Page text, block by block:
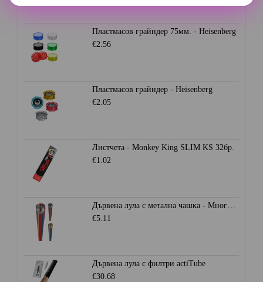
Пластмасов грайндер 75мм. - Heisenberg
€2.56
Пластмасов грайндер - Heisenberg
€2.05
Листчета - Monkey King SLIM KS 32бр.
€1.02
Дървена лула с метална чашка - Многоцветна
€5.11
Дървена лула с филтри actiTube
€30.68